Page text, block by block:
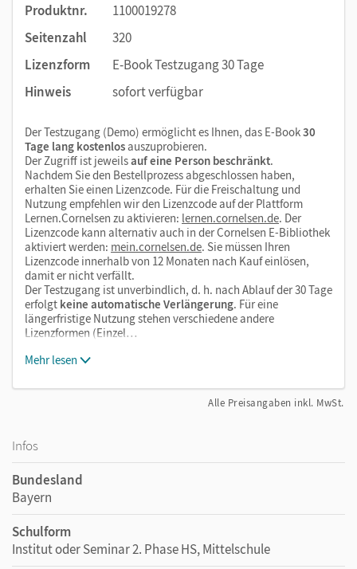
Produktnr.
1100019278
Seitenzahl
320
Lizenzform
E-Book Testzugang 30 Tage
Hinweis
sofort verfügbar
Der Testzugang (Demo) ermöglicht es Ihnen, das E-Book30
Tage lang kostenlosauszuprobieren.
Der Zugriff ist jeweilsauf eine Person beschränkt.
Nachdem Sie den Bestellprozess abgeschlossen haben,
erhalten Sie einen Lizenzcode. Für die Freischaltung und
Nutzung empfehlen wir den Lizenzcode auf der Plattform
Lernen.Cornelsen zu aktivieren: lernen.cornelsen.de. Der
Lizenzcode kann alternativ auch in der Cornelsen E-Bibliothek
aktiviert werden: mein.cornelsen.de. Sie müssen Ihren
Lizenzcode innerhalb von 12 Monaten nach Kauf einlösen,
damit er nicht verfällt.
Der Testzugang ist unverbindlich, d. h. nach Ablauf der 30 Tage
erfolgt keine automatische Verlängerung. Für eine
längerfristige Nutzung stehen verschiedene andere
Lizenzformen (Einzel…
Mehr lesen
Alle Preisangaben inkl. MwSt.
Infos
Bundesland
Bayern
Schulform
Institut oder Seminar 2. Phase HS, Mittelschule